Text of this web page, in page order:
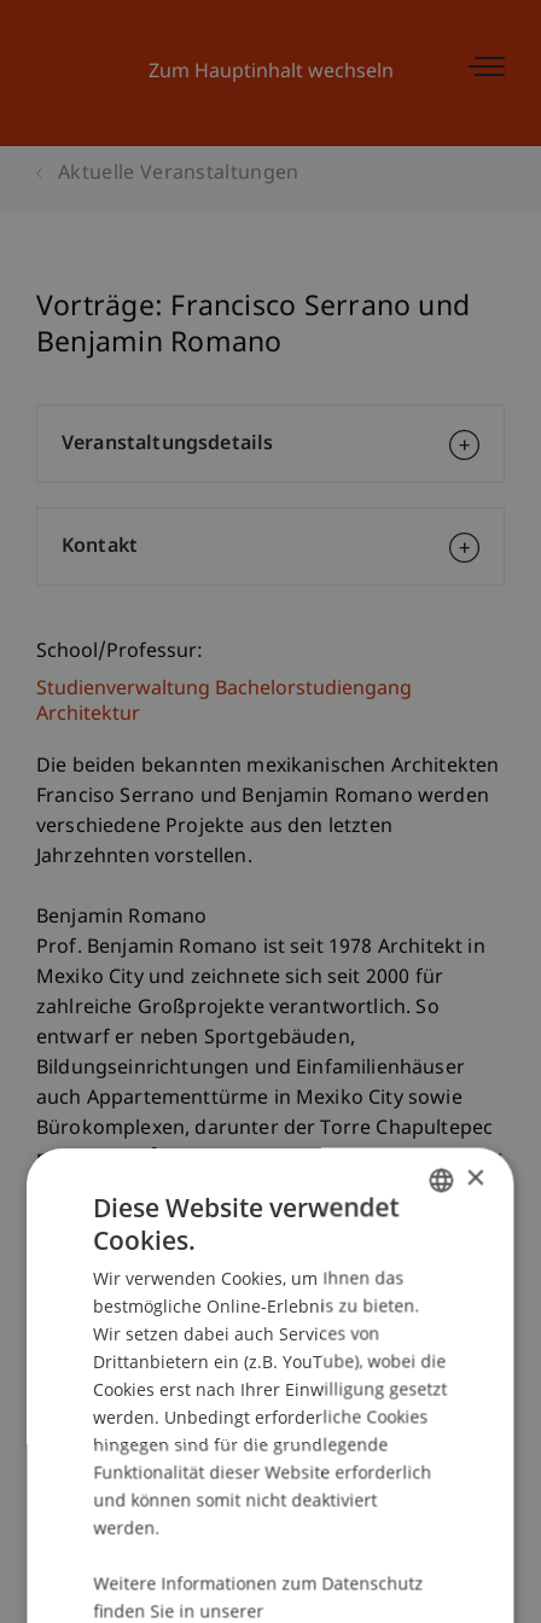
Zum Hauptinhalt wechseln
Aktuelle Veranstaltungen
Vorträge: Francisco Serrano und
Benjamin Romano
School/Professur:
Studienverwaltung Bachelorstudiengang
Architektur
Die beiden bekannten mexikanischen Architekten
Franciso Serrano und Benjamin Romano werden
verschiedene Projekte aus den letzten
Jahrzehnten vorstellen.
Benjamin Romano
Prof. Benjamin Romano ist seit 1978 Architekt in
Mexiko City und zeichnete sich seit 2000 für
zahlreiche Großprojekte verantwortlich. So
entwarf er neben Sportgebäuden,
Bildungseinrichtungen und Einfamilienhäuser
auch Appartementtürme in Mexiko City sowie
Bürokomplexen, darunter der Torre Chapultepec
mit 28.000m² Nutzfläche. Seit 2006 ist Romano für
Lateinamerika verantwortlich: Der "Torre
Reforma" soll mit 244m Höhe und einer
Nutzfläche von 60.000m². Der Stararchitekt legt
bei der Planung viel Wert auf Nachhaltigkeit und
optimale Platzgestaltung, wie etwa offene Räume
ohne Säulen oder Wände.
Seit 1982 unterrichtet Romano an der Ibero-
Privatuniversität Architektur mit Fokus auf
"Nachhaltigkeit", "Neue
Konstruktionstechnologien" und "Ungenützte
Flächen im öffentlichen Raum". Romano leitet an
"Catedra Blanca" mit der Universität
Liechtenstein
Veranstaltungsdetails
Kontakt
×
Diese Website verwendet
Cookies.
Wir verwenden Cookies, um Ihnen das
bestmögliche Online-Erlebnis zu bieten.
Wir setzen dabei auch Services von
Drittanbietern ein (z.B. YouTube), wobei die
Cookies erst nach Ihrer Einwilligung gesetzt
werden. Unbedingt erforderliche Cookies
hingegen sind für die grundlegende
Funktionalität dieser Website erforderlich
und können somit nicht deaktiviert
werden.
Weitere Informationen zum Datenschutz
finden Sie in unserer